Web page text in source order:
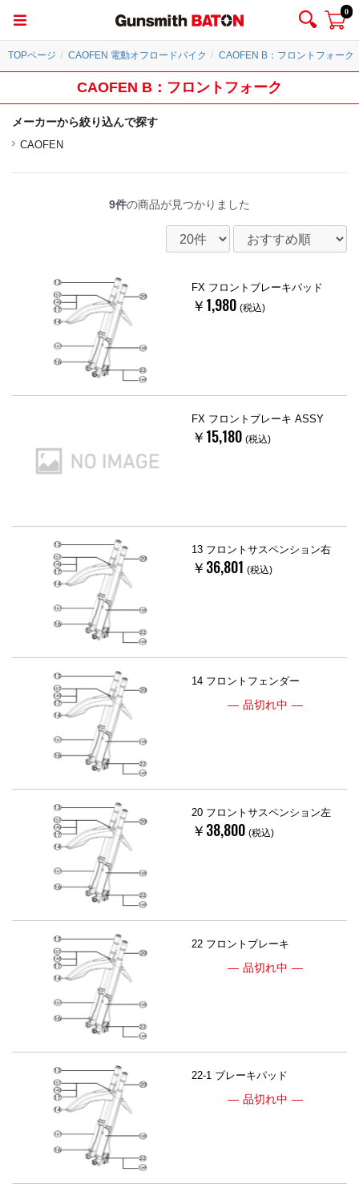
0
TOPページ CAOFEN 電動オフロードバイク CAOFEN B：フロントフォーク
CAOFEN B：フロントフォーク
メーカーから絞り込んで探す
CAOFEN
9件の商品が見つかりました
FX フロントブレーキパッド
￥1,980 (税込)
FX フロントブレーキ ASSY
￥15,180 (税込)
13 フロントサスペンション右
￥36,801 (税込)
14 フロントフェンダー
品切れ中
20 フロントサスペンション左
￥38,800 (税込)
22 フロントブレーキ
品切れ中
22-1 ブレーキパッド
品切れ中